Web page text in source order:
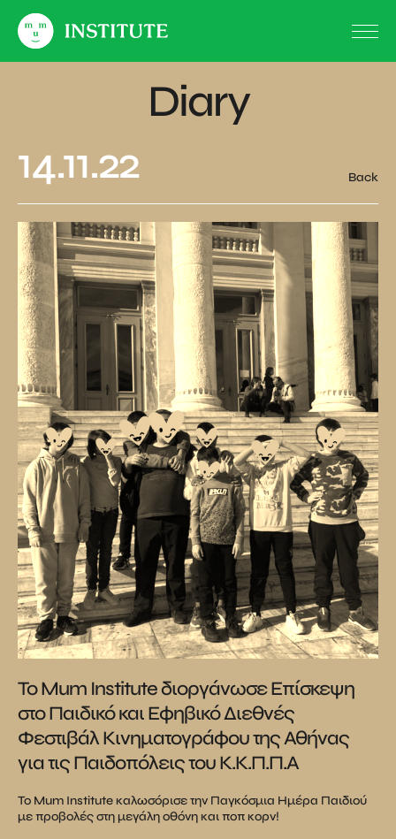
Diary
14.11.22
Back
Το Mum Institute διοργάνωσε Επίσκεψη
στο Παιδικό και Εφηβικό Διεθνές
Φεστιβάλ Κινηματογράφου της Αθήνας
για τις Παιδοπόλεις του Κ.Κ.Π.Π.Α
Το Mum Institute καλωσόρισε την Παγκόσμια Ημέρα Παιδιού
με προβολές στη μεγάλη οθόνη και ποπ κορν!